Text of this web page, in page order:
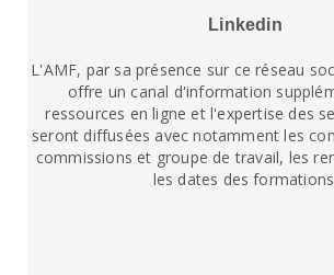
Linkedin
L'AMF, par sa présence sur ce réseau
offre un canal d'information
ressources en ligne et l'expertise des
seront diffusées avec notamment les
commissions et groupe de travail, les
les dates des